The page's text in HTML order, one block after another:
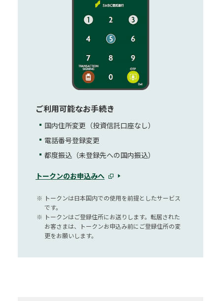
ご利用可能なお手続き
国内住所変更（投資信託口座なし）
電話番号登録変更
都度振込（未登録先への国内振込）
トークンのお申込みへ
※ トークンは日本国内での使用を前提としたサービス
です。
※ トークンはご登録住所にお送りします。転居された
お客さまは、トークンお申込み前にご登録住所の変
更をお願いします。